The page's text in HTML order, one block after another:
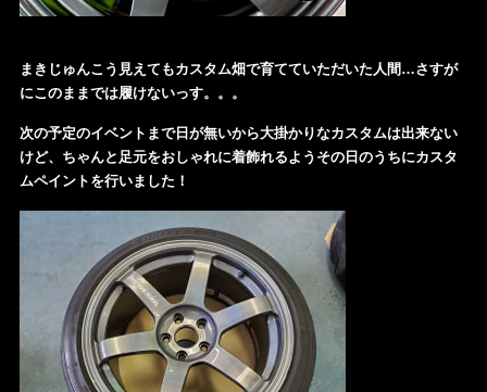
まきじゅんこう見えてもカスタム畑で育てていただいた人間…さすが
にこのままでは履けないっす。。。
次の予定のイベントまで日が無いから大掛かりなカスタムは出来ない
けど、ちゃんと足元をおしゃれに着飾れるようその日のうちにカスタ
ムペイントを行いました！